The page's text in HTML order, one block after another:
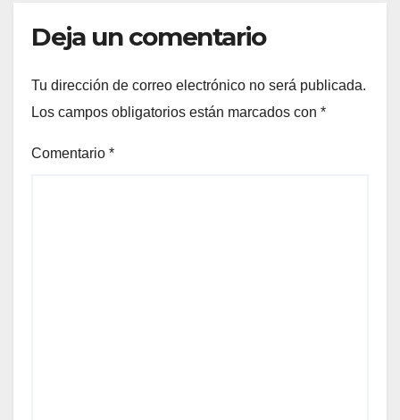
Deja un comentario
Tu dirección de correo electrónico no será publicada.
Los campos obligatorios están marcados con *
Comentario *